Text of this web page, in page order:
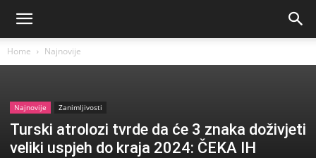
Home Najnovije
Najnovije Zanimljivosti
Turski atrolozi tvrde da će 3 znaka doživjeti
veliki uspjeh do kraja 2024: ČEKA IH